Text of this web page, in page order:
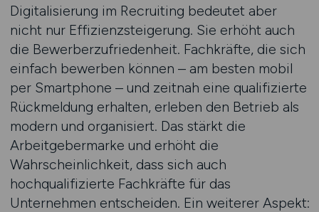
Digitalisierung im Recruiting bedeutet aber
nicht nur Effizienzsteigerung. Sie erhöht auch
die Bewerberzufriedenheit. Fachkräfte, die sich
einfach bewerben können – am besten mobil
per Smartphone – und zeitnah eine qualifizierte
Rückmeldung erhalten, erleben den Betrieb als
modern und organisiert. Das stärkt die
Arbeitgebermarke und erhöht die
Wahrscheinlichkeit, dass sich auch
hochqualifizierte Fachkräfte für das
Unternehmen entscheiden. Ein weiterer Aspekt: